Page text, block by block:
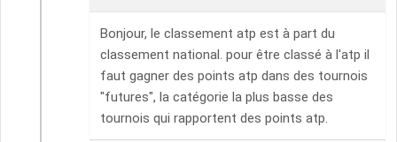
Bonjour, le classement atp est à part du
classement national. pour être classé à l'atp il
faut gagner des points atp dans des tournois
"futures", la catégorie la plus basse des
tournois qui rapportent des points atp.